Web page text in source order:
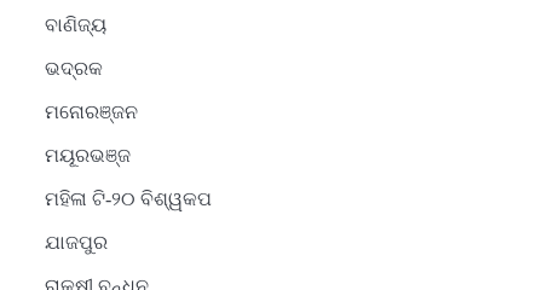
ବାଣିଜ୍ୟ
ଭଦ୍ରକ
ମନୋରଞ୍ଜନ
ମୟୂରଭଞ୍ଜ
ମହିଳା ଟି-୨୦ ବିଶ୍ୱକପ
ଯାଜପୁର